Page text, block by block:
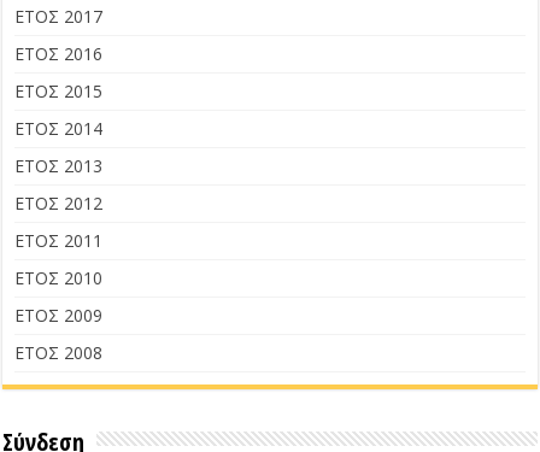
ΕΤΟΣ 2017
ΕΤΟΣ 2016
ΕΤΟΣ 2015
ΕΤΟΣ 2014
ΕΤΟΣ 2013
ΕΤΟΣ 2012
ΕΤΟΣ 2011
ΕΤΟΣ 2010
ΕΤΟΣ 2009
ΕΤΟΣ 2008
Σύνδεση